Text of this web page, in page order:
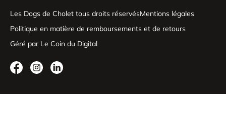
Les Dogs de Cholet tous droits réservésMentions légales
Politique en matière de remboursements et de retours
Géré par Le Coin du Digital